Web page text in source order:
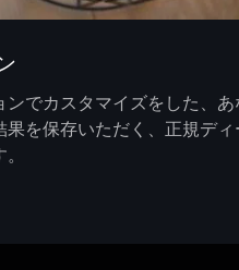
でカスタマイズをした、
果を保存いただく、正規デ